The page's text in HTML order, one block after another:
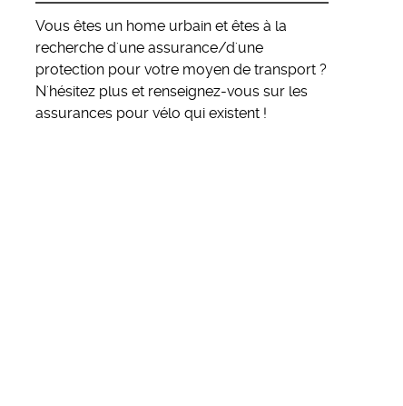
Vous êtes un home urbain et êtes à la
recherche d'une assurance/d'une
protection pour votre moyen de transport ?
N'hésitez plus et renseignez-vous sur les
assurances pour vélo qui existent !